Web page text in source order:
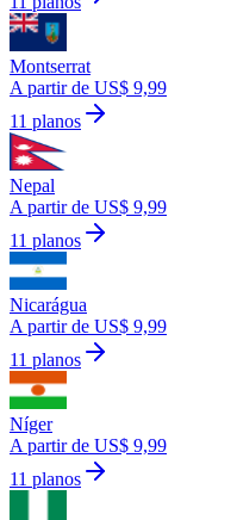
Montserrat
A partir de US$ 9,99
11 planos
Nepal
A partir de US$ 9,99
11 planos
Nicarágua
A partir de US$ 9,99
11 planos
Níger
A partir de US$ 9,99
11 planos